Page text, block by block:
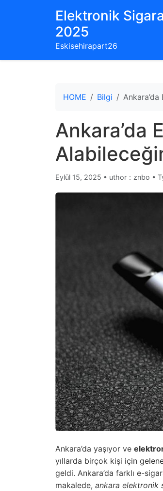
Elektronik
2025
Eskisehirapart26
HOME Bilgi
Ankara’da
Eylül 15, 2025 • uthor：znbo •
Ankara’da yaşıyor ve
yıllarda birçok kişi için
geldi. Ankara’da farklı e-
makalede, ankara elektronik